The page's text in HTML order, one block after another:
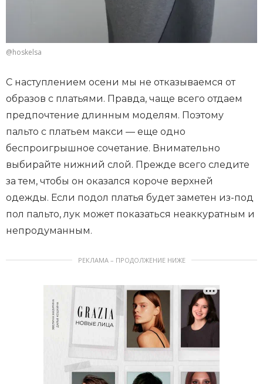
@hoskelsa
С наступлением осени мы не отказываемся от
образов с платьями. Правда, чаще всего отдаем
предпочтение длинным моделям. Поэтому
пальто с платьем макси — еще одно
беспроигрышное сочетание. Внимательно
выбирайте нижний слой. Прежде всего следите
за тем, чтобы он оказался короче верхней
одежды. Если подол платья будет заметен из-под
пол пальто, лук может показаться неаккуратным и
непродуманным.
РЕКЛАМА – ПРОДОЛЖЕНИЕ НИЖЕ